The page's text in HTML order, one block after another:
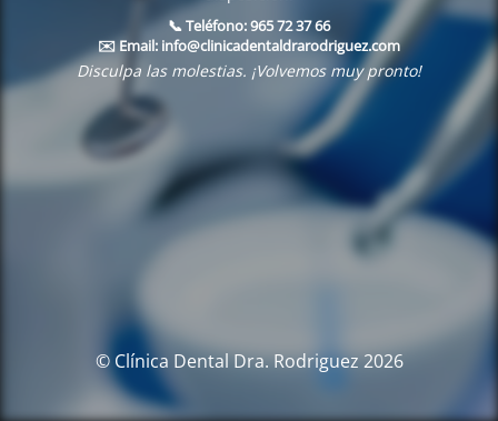
📞 Teléfono:965 72 37 66
✉️ Email: info@clinicadentaldrarodriguez.com
Disculpa las molestias. ¡Volvemos muy pronto!
© Clínica Dental Dra. Rodriguez 2026